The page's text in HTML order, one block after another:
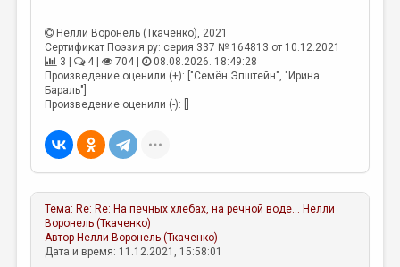
КОЛОНКА РЕДАКТОРА
РЕДКОЛЛЕГИЯ
ОТ РЕДАКЦИИ
МАЛАЯ ПРОЗА
ЭССЕИСТИКА
ЛИТЕРАТУРОВЕДЕНИЕ
КУЛЬТУРОВЕДЕНИЕ
ПУБЛИЦИСТИКА
Нелли Воронель (Ткаченко), 2021
Сертификат Поэзия.ру: серия 337 № 164813 от 10.12.2021
3 |
4 | 704 |
08.08.2026. 18:49:28
Произведение оценили (+): ["Семён Эпштейн", "Ирина
Бараль"]
Произведение оценили (-): []
Тема: Re: Re: На печных хлебах, на речной воде... Нелли
Воронель (Ткаченко)
Автор Нелли Воронель (Ткаченко)
Дата и время: 11.12.2021, 15:58:01